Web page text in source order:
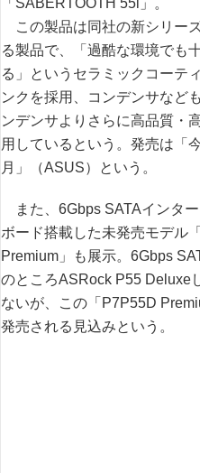
「SABERTOOTH 55i」。
この製品は同社の新シリー
る製品で、「過酷な環境でも
る」というセラミックコーテ
ンクを採用、コンデンサなど
ンデンサよりさらに高品質・
用しているという。発売は「
月」（ASUS）という。
また、6Gbps SATAインタ
ボード搭載した未発売モデル
Premium」も展示。6Gbps
のところASRock P55 Deluxe
ないが、この「P7P55D
発売される見込みという。